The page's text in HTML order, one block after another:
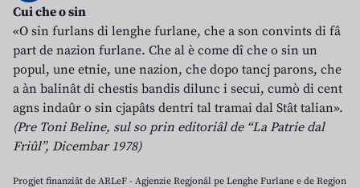
Cui che o sin
«O sin furlans di lenghe furlane, che a son convints di fâ
part de nazion furlane. Che al è come dî che o sin un
popul, une etnie, une nazion, che dopo tancj parons, che
a àn balinât di chestis bandis dilunc i secui, cumò di cent
agns indaûr o sin cjapâts dentri tal tramai dal Stât talian».
(Pre Toni Beline, sul so prin editoriâl de “La Patrie dal
Friûl”, Dicembar 1978)
Progjet finanziât de ARLeF - Agjenzie Regjonâl pe Lenghe Furlane e de Regjon